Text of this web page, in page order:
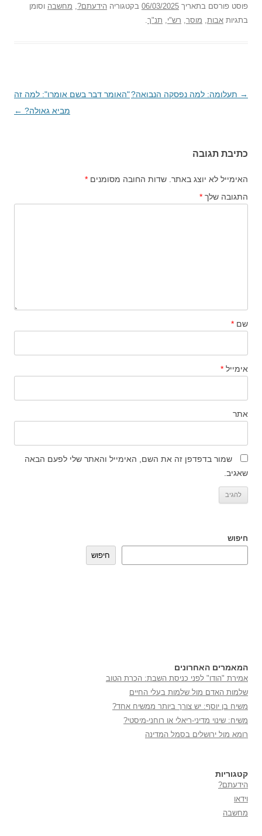
פוסט פורסם בתאריך 06/03/2025 בקטגוריה הידעתם? מחשבה וסומן
בתגיות אבות מוסר רש"י תנ"ך
ניווט
→ תעלומה: למה נפסקה הנבואה?"האומר דבר בשם אומרו": למה זה
מביא גאולה? ←
כתיבת תגובה
האימייל לא יוצג באתר. שדות החובה מסומנים *
התגובה שלך *
שם *
אימייל *
אתר
שמור בדפדפן זה את השם, האימייל והאתר שלי לפעם הבאה
שאגיב.
חיפוש
חיפוש
המאמרים האחרונים
אמירת "הודו" לפני כניסת השבת: הכרת הטוב
שלמות האדם מול שלמות בעלי החיים
משיח בן יוסף: יש צורך ביותר ממשיח אחד?
משיח: שינוי מדיני-ריאלי או רוחני-מיסטי?
רומא מול ירושלים בסמל המדינה
קטגוריות
הידעתם?
וידאו
מחשבה